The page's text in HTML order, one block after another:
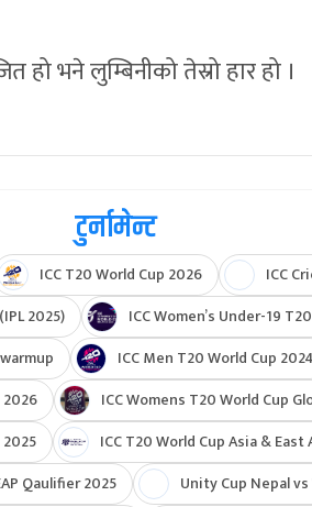
हो भने लुम्बिनीको तेस्रो हार हो ।
टुर्नामेन्ट
ICC T20 World Cup 2026
ICC
2025)
ICC Women’s Under-19
ICC Men T20 World Cup 2024
ICC Womens T20 World Cup
ICC T20 World Cup Asia &
Qaulifier 2025
Unity Cup Nepal